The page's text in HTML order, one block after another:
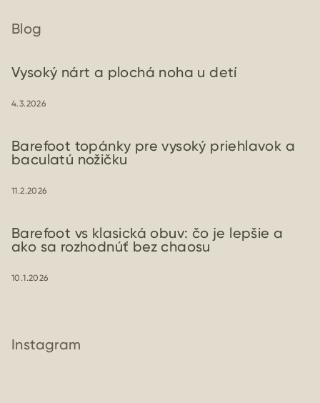
Blog
Vysoký nárt a plochá noha u detí
4.3.2026
Barefoot topánky pre vysoký priehlavok a
baculatú nožičku
11.2.2026
Barefoot vs klasická obuv: čo je lepšie a
ako sa rozhodnúť bez chaosu
10.1.2026
Instagram